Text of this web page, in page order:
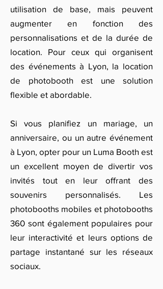
utilisation de base, mais peuvent
augmenter en fonction des
personnalisations et de la durée de
location. Pour ceux qui organisent
des événements à Lyon, la location
de photobooth est une solution
flexible et abordable.
Si vous planifiez un mariage, un
anniversaire, ou un autre événement
à Lyon, opter pour un Luma Booth est
un excellent moyen de divertir vos
invités tout en leur offrant des
souvenirs personnalisés. Les
photobooths mobiles et photobooths
360 sont également populaires pour
leur interactivité et leurs options de
partage instantané sur les réseaux
sociaux.